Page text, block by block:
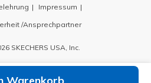
Warenkorb
Impressum
/Ansprechpartner
SKECHERS USA, Inc.